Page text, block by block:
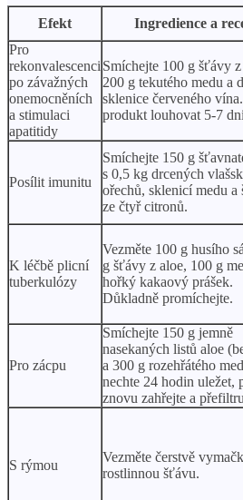
Efekt Ingredience a
Pro
rekonvalescenci
po závažných
onemocněních
a stimulaci
apatitidy
Smíchejte 100 g šťávy z
200 g tekutého medu a
sklenice červeného
produkt louhovat 5-7
Posílit imunitu
Smíchejte 150 g
s 0,5 kg drcených
ořechů, sklenicí medu a
ze čtyř citronů.
K léčbě plicní
tuberkulózy
Vezměte 100 g husího
g šťávy z aloe, 100 g
hořký kakaový prášek.
Důkladně promíchejte.
Pro zácpu
Smíchejte 150 g jemně
nasekaných listů aloe
a 300 g rozehřátého
nechte 24 hodin uležet,
znovu zahřejte a
S rýmou
Vezměte čerstvě
rostlinnou šťávu.